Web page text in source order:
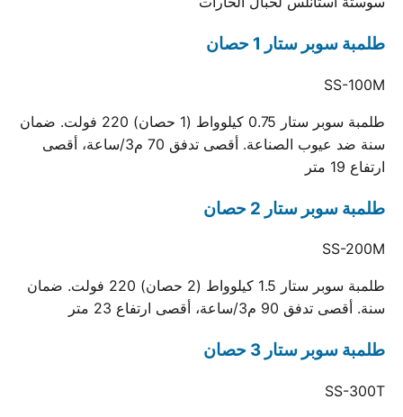
طلمبة سوبر ستار 1 حصان
SS-100M
طلمبة سوبر ستار 0.75 كيلوواط (1 حصان) 220 فولت. ضمان
سنة ضد عيوب الصناعة. أقصى تدفق 70 م3/ساعة، أقصى
ارتفاع 19 متر
طلمبة سوبر ستار 2 حصان
SS-200M
طلمبة سوبر ستار 1.5 كيلوواط (2 حصان) 220 فولت. ضمان
سنة. أقصى تدفق 90 م3/ساعة، أقصى ارتفاع 23 متر
طلمبة سوبر ستار 3 حصان
SS-300T